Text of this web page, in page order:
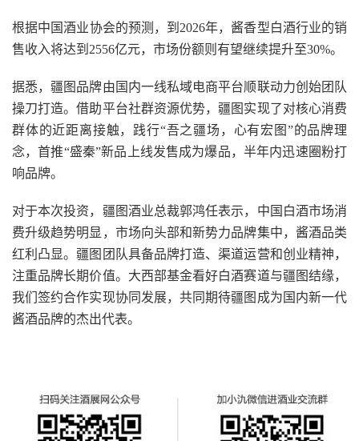
根据中国酒业协会的预测，到2026年，酱香型白酒行业的销
售收入将达到2556亿元，市场份额则有望继续提升至30%。
据悉，疆图品牌由国内一线私域电商平台顺联动力创始团队
操刀打造。借助平台社群资源优势，疆图实现了对核心消费
群体的近距离接触，践行“吾之疆场，心有宏图”的品牌理
念，首推“盛秦”新品上线发售成为爆品，半年内迅速圈粉打
响品牌。
对于本次投资，疆图酒业总裁郭鸿任表示，中国白酒市场消
费升级趋势明显，市场向头部和新势力品牌集中，酱酒品类
红利凸显。疆图团队具备品牌打造、渠道运营和创业精神，
注重品牌长期价值。大西部基金看好白酒赛道与疆图结缘，
我们签约合作实现协同发展，共同期待疆图成为国内新一代
酱酒品牌的杰出代表。